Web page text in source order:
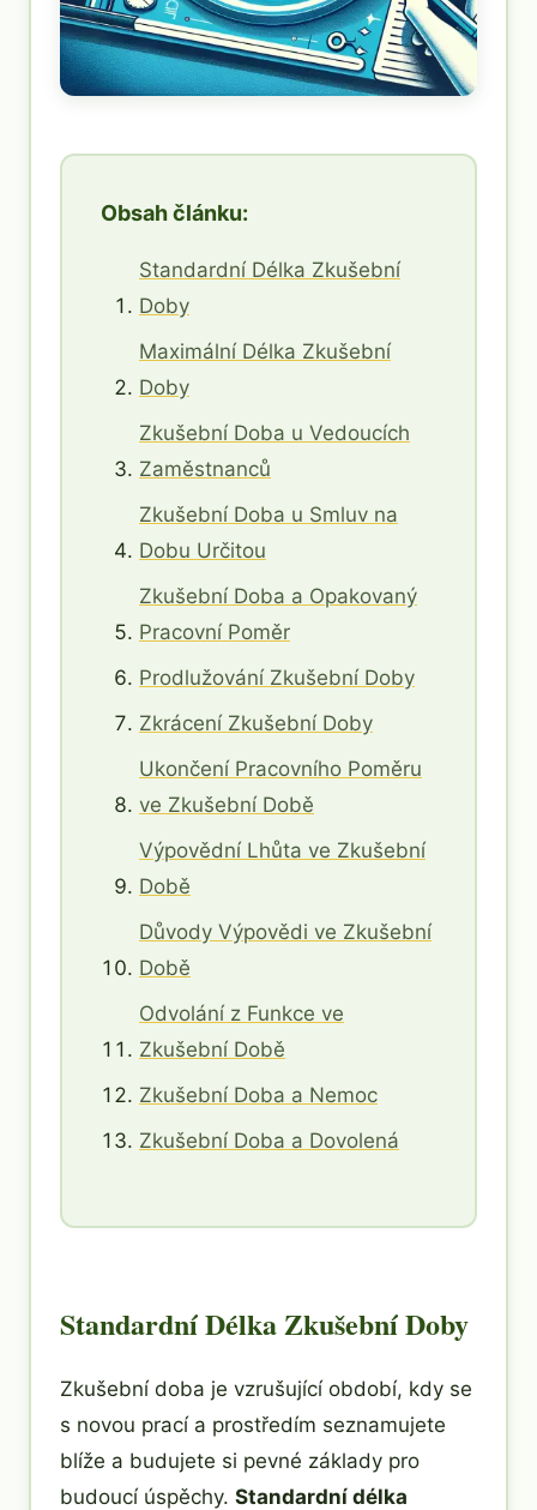
Obsah článku:
Standardní Délka Zkušební
Doby
Maximální Délka Zkušební
Doby
Zkušební Doba u Vedoucích
Zaměstnanců
Zkušební Doba u Smluv na
Dobu Určitou
Zkušební Doba a Opakovaný
Pracovní Poměr
Prodlužování Zkušební Doby
Zkrácení Zkušební Doby
Ukončení Pracovního Poměru
ve Zkušební Době
Výpovědní Lhůta ve Zkušební
Době
Důvody Výpovědi ve Zkušební
Době
Odvolání z Funkce ve
Zkušební Době
Zkušební Doba a Nemoc
Zkušební Doba a Dovolená
Standardní Délka Zkušební Doby
Zkušební doba je vzrušující období, kdy se
s novou prací a prostředím seznamujete
blíže a budujete si pevné základy pro
budoucí úspěchy. Standardní délka